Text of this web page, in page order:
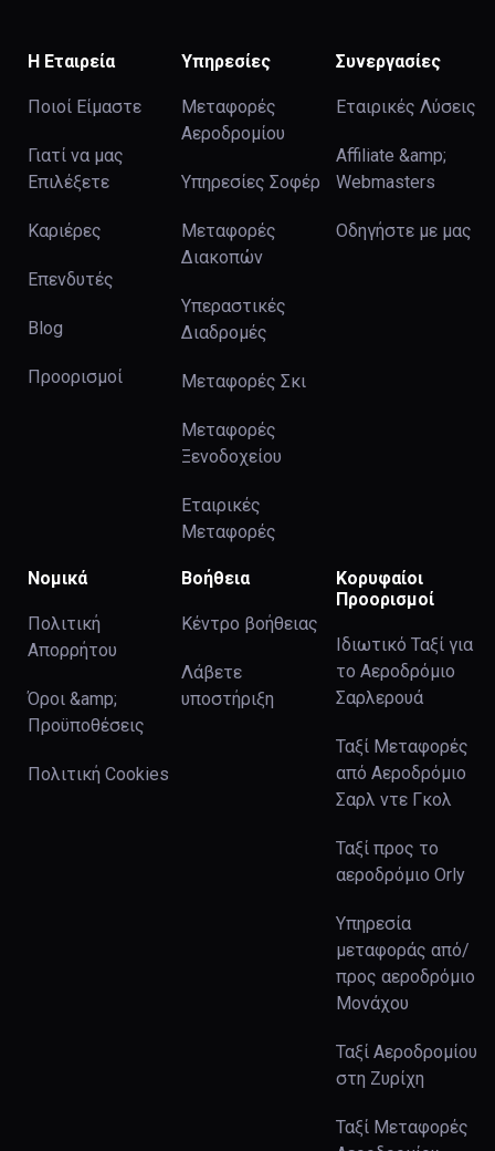
Η Εταιρεία
Ποιοί Είμαστε
Γιατί να μας
Επιλέξετε
Καριέρες
Επενδυτές
Blog
Προορισμοί
Υπηρεσίες
Μεταφορές
Αεροδρομίου
Υπηρεσίες Σοφέρ
Μεταφορές
Διακοπών
Υπεραστικές
Διαδρομές
Μεταφορές Σκι
Μεταφορές
Ξενοδοχείου
Εταιρικές
Μεταφορές
Συνεργασίες
Εταιρικές Λύσεις
Affiliate &amp;
Webmasters
Οδηγήστε με μας
Νομικά
Πολιτική
Απορρήτου
Όροι &amp;
Προϋποθέσεις
Πολιτική Cookies
Βοήθεια
Κέντρο βοήθειας
Λάβετε
υποστήριξη
Κορυφαίοι
Προορισμοί
Ιδιωτικό Ταξί για
το Αεροδρόμιο
Σαρλερουά
Ταξί Μεταφορές
από Αεροδρόμιο
Σαρλ ντε Γκολ
Ταξί προς το
αεροδρόμιο Orly
Υπηρεσία
μεταφοράς από/
προς αεροδρόμιο
Μονάχου
Ταξί Αεροδρομίου
στη Ζυρίχη
Ταξί Μεταφορές